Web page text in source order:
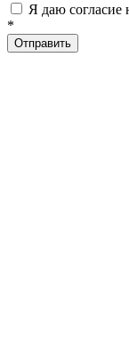
Я даю согласие
*
Отправить